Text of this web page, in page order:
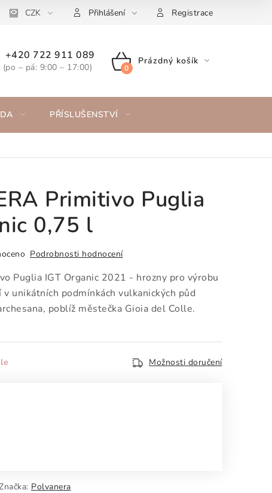
CZK Přihlášení Registrace
+420 722 911 089
(po – pá: 9:00 – 17:00)
NÁKUPNÍ
Prázdný košík
PŘÍSLUŠENSTVÍ
Primitivo Puglia
0,75 l
Podrobnosti hodnocení
Puglia IGT Organic 2021 - hrozny pro výrobu
unikátních podmínkách vulkanických půd
poblíž městečka Gioia del Colle.
Možnosti doručení
Polvanera